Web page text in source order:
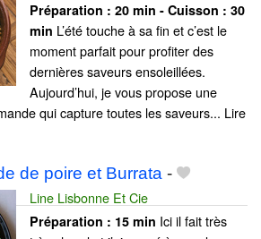
Préparation : 20 min - Cuisson : 30
min L’été touche à sa fin et c’est le
moment parfait pour profiter des
dernières saveurs ensoleillées.
Aujourd’hui, je vous propose une
qui capture toutes les saveurs... Lire
de poire et Burrata -
Line Lisbonne Et Cie
Préparation : 15 min Ici il fait très